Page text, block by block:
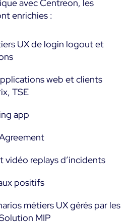
avec Centreon, les
enrichies :
UX de login logout et
web et clients
TSE
app
vidéo replays d’incidents
positifs
métiers UX gérés par les
MIP